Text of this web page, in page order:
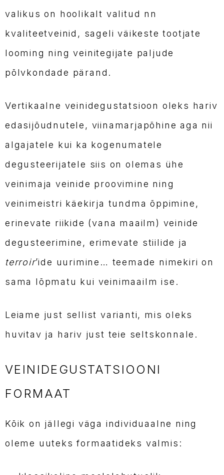
valikus on hoolikalt valitud nn
kvaliteetveinid, sageli väikeste tootjate
looming ning veinitegijate paljude
põlvkondade pärand.
Vertikaalne veinidegustatsioon oleks hariv
edasijõudnutele, viinamarjapõhine aga nii
algajatele kui ka kogenumatele
degusteerijatele siis on olemas ühe
veinimaja veinide proovimine ning
veinimeistri käekirja tundma õppimine,
erinevate riikide (vana maailm) veinide
degusteerimine, erimevate stiilide ja
terroir’ide uurimine… teemade nimekiri on
sama lõpmatu kui veinimaailm ise.
Leiame just sellist varianti, mis oleks
huvitav ja hariv just teie seltskonnale.
VEINIDEGUSTATSIOONI
FORMAAT
Kõik on jällegi väga individuaalne ning
oleme uuteks formaatideks valmis: